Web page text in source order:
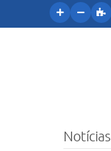
Notícias